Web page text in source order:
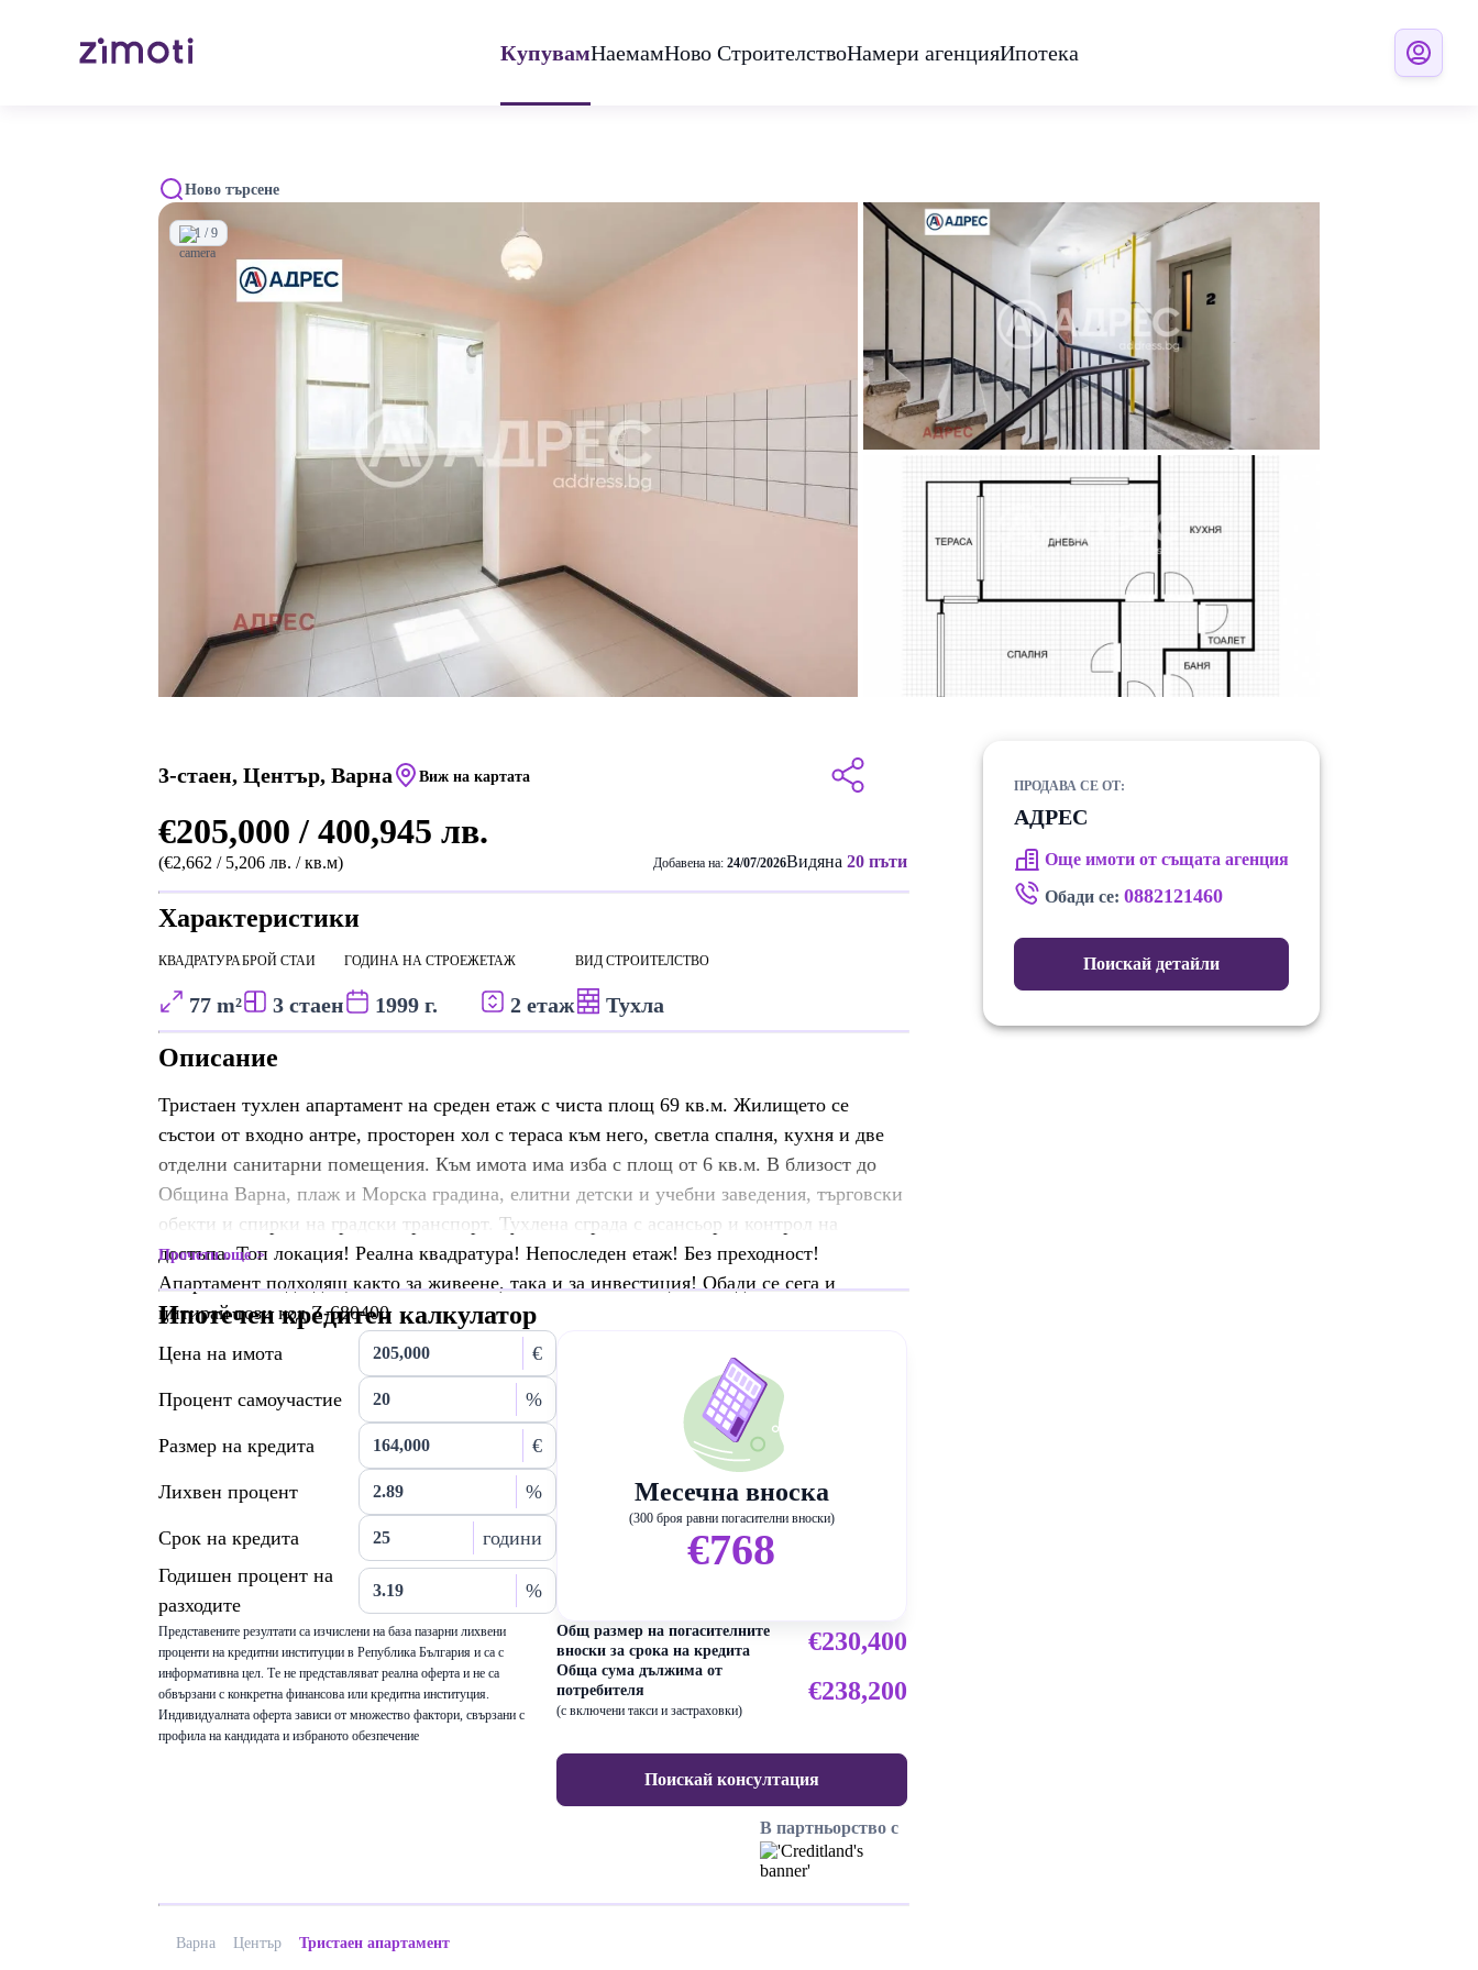
КупувамНаемамНово СтроителствоНамери агенцияИпотека
Ново търсене
1 / 9
3-стаен, Център, Варна Виж на картата
€205,000 / 400,945 лв.
(€2,662 / 5,206 лв. / кв.м) Добавена на: 24/07/2026Видяна 20 пъти
Характеристики
КВАДРАТУРА
77 m²
БРОЙ СТАИ
3 стаен
ГОДИНА НА СТРОЕЖ
1999 г.
ЕТАЖ
2 етаж
ВИД СТРОИТЕЛСТВО
Тухла
Описание
Тристаен тухлен апартамент на среден етаж с чиста площ 69 кв.м. Жилището се
състои от входно антре, просторен хол с тераса към него, светла спалня, кухня и две
отделни санитарни помещения. Към имота има изба с площ от 6 кв.м. В близост до
Община Варна, плаж и Морска градина, елитни детски и учебни заведения, търговски
обекти и спирки на градски транспорт. Тухлена сграда с асансьор и контрол на
достъпа. Топ локация! Реална квадратура! Непоследен етаж! Без преходност!
Апартамент подходящ както за живеене, така и за инвестиция! Обади се сега и
цитирай този код Z-680400
Прочети още
Ипотечен кредитен калкулатор
Цена на имота €
Процент самоучастие %
Размер на кредита €
Лихвен процент %
Срок на кредита
години
Годишен процент на
разходите
%
Представените резултати са изчислени на база пазарни лихвени
проценти на кредитни институции в Република България и са с
информативна цел. Те не представляват реална оферта и не са
обвързани с конкретна финансова или кредитна институция.
Индивидуалната оферта зависи от множество фактори, свързани с
профила на кандидата и избраното обезпечение
Месечна вноска
(300 броя равни погасителни вноски)
€768
Общ размер на погасителните
вноски за срока на кредита
€230,400
Обща сума дължима от
потребителя
(с включени такси и застраховки)
€238,200
Поискай консултация
В партньорство с
ПРОДАВА СЕ ОТ:
АДРЕС
Още имоти от същата агенция
Обади се: 0882121460
Поискай детайли
Варна Център Тристаен апартамент